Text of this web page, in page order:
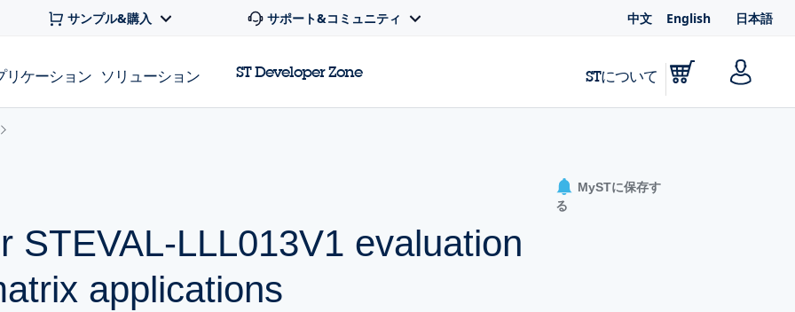
サンプル&購入 サポート&コミュニティ 中文 English 日本語
リケーション ソリューション ST Developer Zone STについて
STEVAL-LLL013V1 evaluation
applications
MySTに保存す
る